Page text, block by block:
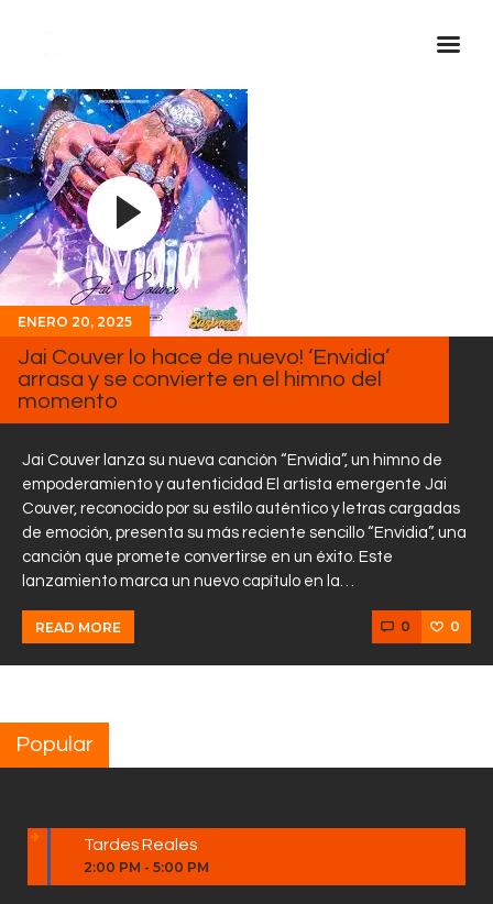
Inicio Real FM
Streaming
En Vivo
Descarga La APP
Programas
Noticias
Equipo
Sobre Nosotros
ENERO 20, 2025
Jai Couver lo hace de nuevo! ‘Envidia’
arrasa y se convierte en el himno del
momento
Jai Couver lanza su nueva canción “Envidia”, un himno de
empoderamiento y autenticidad El artista emergente Jai
Couver, reconocido por su estilo auténtico y letras cargadas
de emoción, presenta su más reciente sencillo “Envidia”, una
canción que promete convertirse en un éxito. Este
lanzamiento marca un nuevo capítulo en la…
READ MORE 0 0
Popular
Tardes Reales
2:00 PM - 5:00 PM